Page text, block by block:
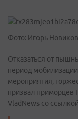
Фото: Игорь
Отказаться от
период
мероприятия,
призвал приморцев
VladNews со